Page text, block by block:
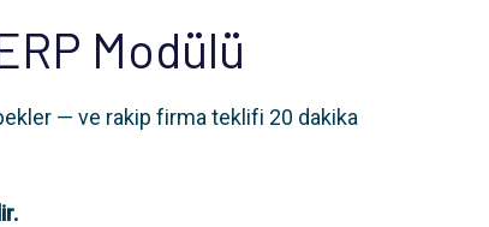
Modülü
— ve rakip firma teklifi 20 dakika